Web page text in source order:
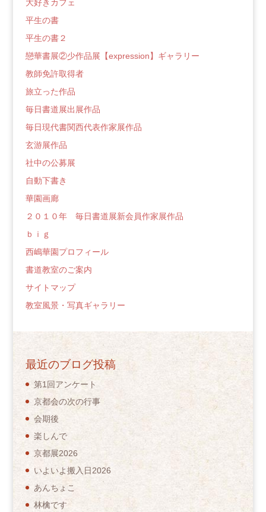
大好きカフェ
平生の書
平生の書２
戀華書展②少作品展【expression】ギャラリー
教師免許取得者
旅立った作品
毎日書道展出展作品
毎日現代書関西代表作家展作品
玄游展作品
社中の公募展
自動下書き
華園画廊
２０１０年 毎日書道展新会員作家展作品
ｂｉｇ
西嶋華園プロフィール
書道教室のご案内
サイトマップ
教室風景・写真ギャラリー
最近のブログ投稿
第1回アンケート
京都会の次の行事
会期後
楽しんで
京都展2026
いよいよ搬入日2026
あんちょこ
林檎です